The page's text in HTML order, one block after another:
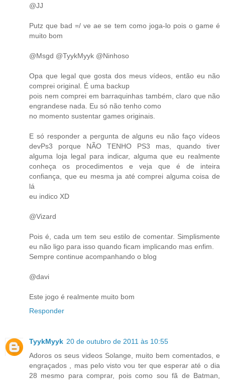
@JJ
Putz que bad =/ ve ae se tem como joga-lo pois o game é
muito bom
@Msgd @TyykMyyk @Ninhoso
Opa que legal que gosta dos meus vídeos, então eu não
comprei original. É uma backup
pois nem comprei em barraquinhas também, claro que não
engrandese nada. Eu só não tenho como
no momento sustentar games originais.
E só responder a pergunta de alguns eu não faço vídeos
devPs3 porque NÃO TENHO PS3 mas, quando tiver
alguma loja legal para indicar, alguma que eu realmente
conheça os procedimentos e veja que é de inteira
confiança, que eu mesma ja até comprei alguma coisa de
lá
eu indico XD
@Vizard
Pois é, cada um tem seu estilo de comentar. Simplismente
eu não ligo para isso quando ficam implicando mas enfim.
Sempre continue acompanhando o blog
@davi
Este jogo é realmente muito bom
Responder
TyykMyyk 20 de outubro de 2011 às 10:55
Adoros os seus videos Solange, muito bem comentados, e
engraçados , mas pelo visto vou ter que esperar até o dia
28 mesmo para comprar, pois como sou fã de Batman,